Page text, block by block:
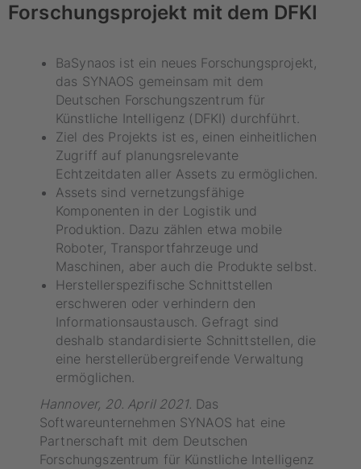
Forschungsprojekt mit dem DFKI
BaSynaos ist ein neues Forschungsprojekt,
das SYNAOS gemeinsam mit dem
Deutschen Forschungszentrum für
Künstliche Intelligenz (DFKI) durchführt.
Ziel des Projekts ist es, einen einheitlichen
Zugriff auf planungsrelevante
Echtzeitdaten aller Assets zu ermöglichen.
Assets sind vernetzungsfähige
Komponenten in der Logistik und
Produktion. Dazu zählen etwa mobile
Roboter, Transportfahrzeuge und
Maschinen, aber auch die Produkte selbst.
Herstellerspezifische Schnittstellen
erschweren oder verhindern den
Informationsaustausch. Gefragt sind
deshalb standardisierte Schnittstellen, die
eine herstellerübergreifende Verwaltung
ermöglichen.
Hannover, 20. April 2021. Das
Softwareunternehmen SYNAOS hat eine
Partnerschaft mit dem Deutschen
Forschungszentrum für Künstliche Intelligenz